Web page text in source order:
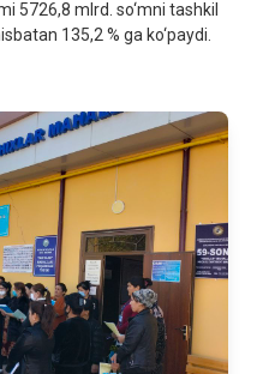
5726,8 mlrd. so‘mni tashkil
135,2 % ga ko‘paydi.